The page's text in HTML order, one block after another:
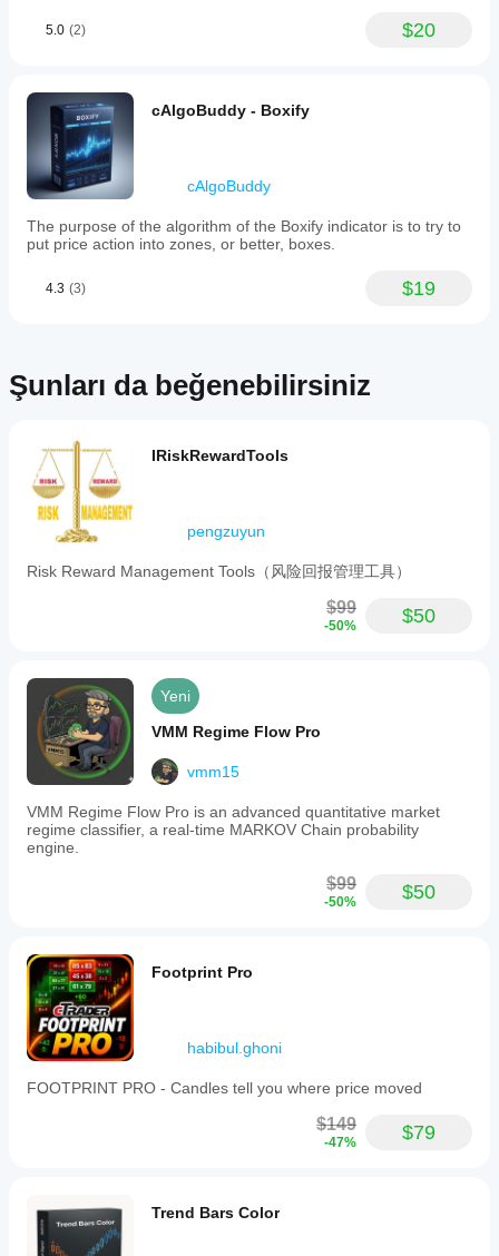
5.0 (2) $20
cAlgoBuddy - Boxify
cAlgoBuddy
The purpose of the algorithm of the Boxify indicator is to try to
put price action into zones, or better, boxes.
4.3 (3) $19
Şunları da beğenebilirsiniz
IRiskRewardTools
pengzuyun
Risk Reward Management Tools（风险回报管理工具）
$99
-50% $50
Yeni
VMM Regime Flow Pro
vmm15
VMM Regime Flow Pro is an advanced quantitative market
regime classifier, a real-time MARKOV Chain probability
engine.
$99
-50% $50
Footprint Pro
habibul.ghoni
FOOTPRINT PRO - Candles tell you where price moved
$149
-47% $79
Trend Bars Color